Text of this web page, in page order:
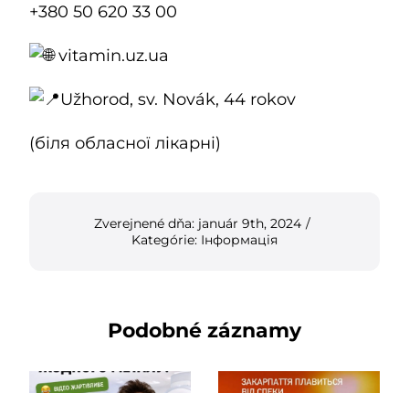
+380 50 620 33 00
vitamin.uz.ua
Užhorod, sv. Novák, 44 rokov
(біля обласної лікарні)
Zverejnené dňa: január 9th, 2024 /
Kategórie: Інформація
Podobné záznamy